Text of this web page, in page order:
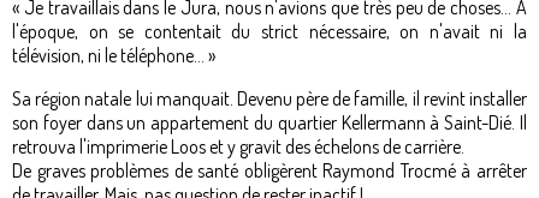
« Je travaillais dans le Jura, nous n'avions que très peu de choses... À
l'époque, on se contentait du strict nécessaire, on n'avait ni la
télévision, ni le téléphone... »
Sa région natale lui manquait. Devenu père de famille, il revint installer
son foyer dans un appartement du quartier Kellermann à Saint-Dié. Il
retrouva l'imprimerie Loos et y gravit des échelons de carrière.
De graves problèmes de santé obligèrent Raymond Trocmé à arrêter